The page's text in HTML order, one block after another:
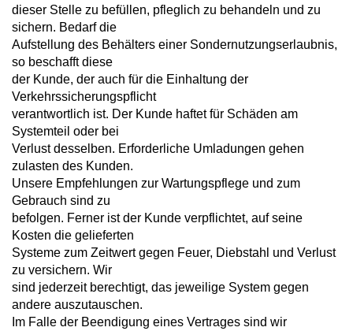
dieser Stelle zu befüllen, pfleglich zu behandeln und zu
sichern. Bedarf die
Aufstellung des Behälters einer Sondernutzungserlaubnis,
so beschafft diese
der Kunde, der auch für die Einhaltung der
Verkehrssicherungspflicht
verantwortlich ist. Der Kunde haftet für Schäden am
Systemteil oder bei
Verlust desselben. Erforderliche Umladungen gehen
zulasten des Kunden.
Unsere Empfehlungen zur Wartungspflege und zum
Gebrauch sind zu
befolgen. Ferner ist der Kunde verpflichtet, auf seine
Kosten die gelieferten
Systeme zum Zeitwert gegen Feuer, Diebstahl und Verlust
zu versichern. Wir
sind jederzeit berechtigt, das jeweilige System gegen
andere auszutauschen.
Im Falle der Beendigung eines Vertrages sind wir